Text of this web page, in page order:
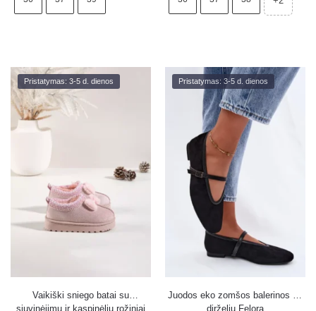
Pristatymas: 3-5 d. dienos
Vaikiški sniego batai su
siuvinėjimu ir kaspinėliu rožiniai
Pristatymas: 3-5 d. dienos
Juodos eko zomšos balerinos su
dirželiu Felora